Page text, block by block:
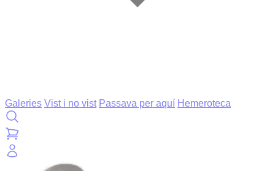
Galeries Vist i no vist Passava per aquí Hemeroteca